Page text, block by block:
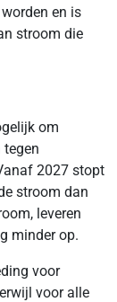
en is
stroom die
om
tegen
2027 stopt
stroom dan
leveren
minder op.
voor
voor alle